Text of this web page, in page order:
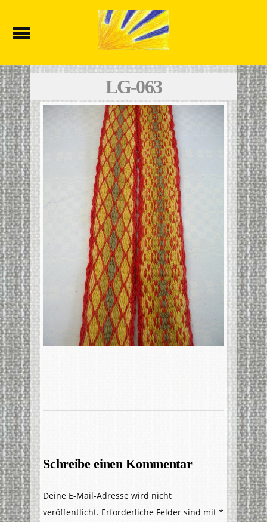
LG-063
Schreibe einen Kommentar
Deine E-Mail-Adresse wird nicht
veröffentlicht. Erforderliche Felder sind mit*